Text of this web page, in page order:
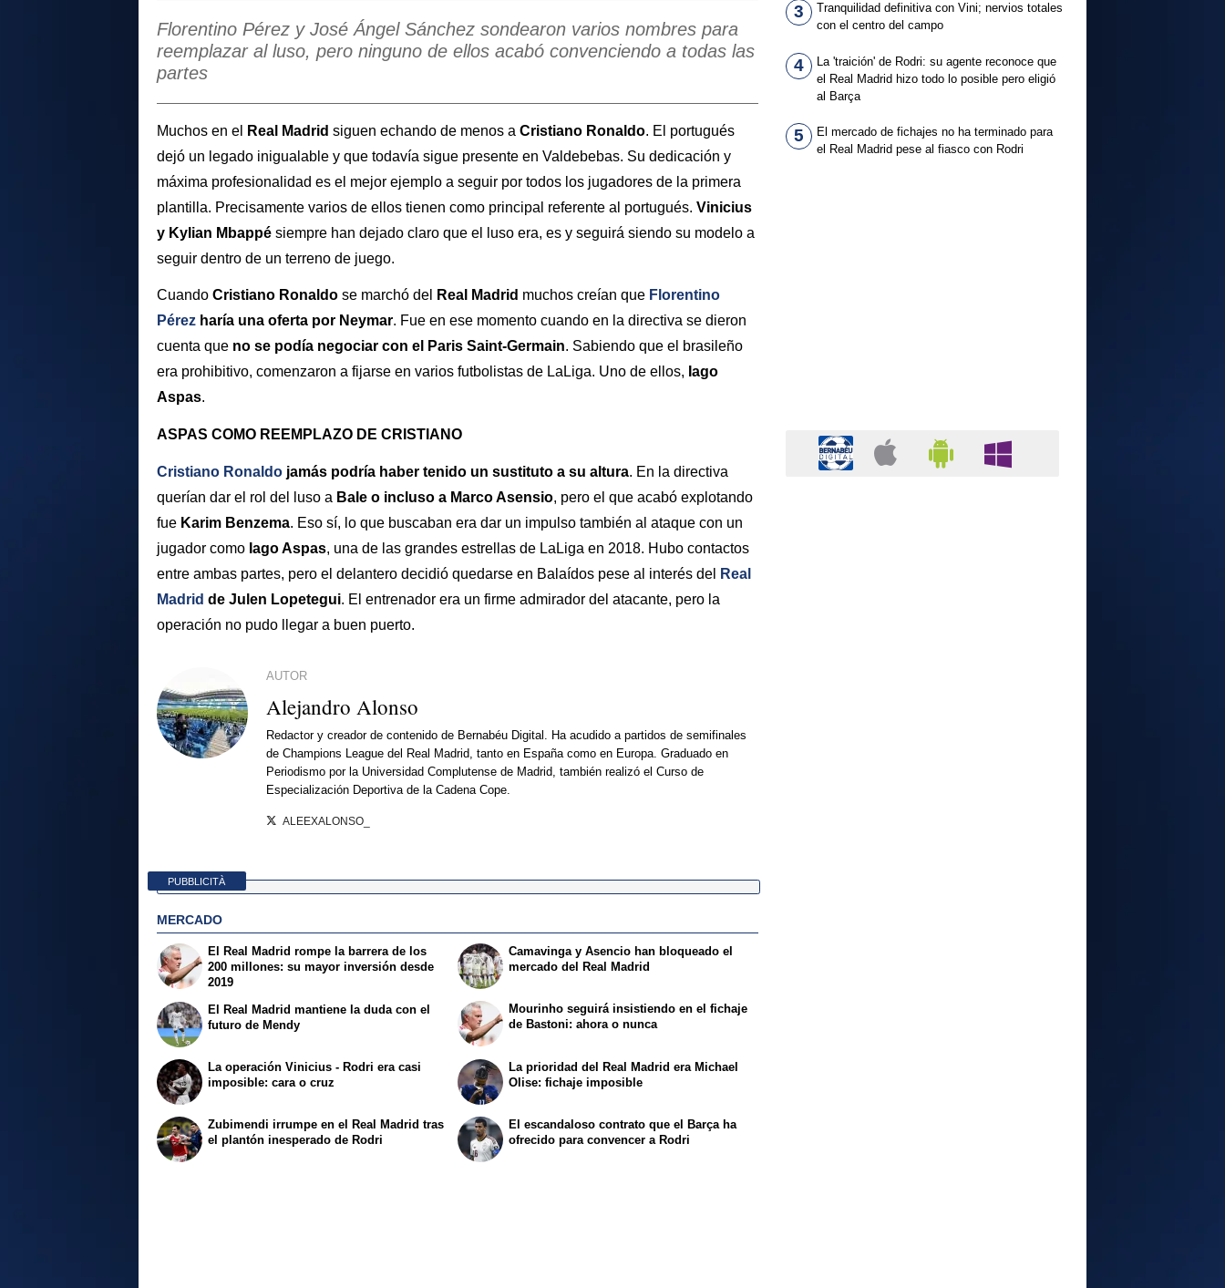
Florentino Pérez y José Ángel Sánchez sondearon varios nombres para
reemplazar al luso, pero ninguno de ellos acabó convenciendo a todas las
partes
Muchos en el Real Madrid siguen echando de menos a Cristiano Ronaldo. El portugués
dejó un legado inigualable y que todavía sigue presente en Valdebebas. Su dedicación y
máxima profesionalidad es el mejor ejemplo a seguir por todos los jugadores de la primera
plantilla. Precisamente varios de ellos tienen como principal referente al portugués. Vinicius
y Kylian Mbappé siempre han dejado claro que el luso era, es y seguirá siendo su modelo a
seguir dentro de un terreno de juego.
Cuando Cristiano Ronaldo se marchó del Real Madrid muchos creían que Florentino
Pérez haría una oferta por Neymar. Fue en ese momento cuando en la directiva se dieron
cuenta que no se podía negociar con el Paris Saint-Germain. Sabiendo que el brasileño
era prohibitivo, comenzaron a fijarse en varios futbolistas de LaLiga. Uno de ellos, Iago
Aspas.
ASPAS COMO REEMPLAZO DE CRISTIANO
Cristiano Ronaldo jamás podría haber tenido un sustituto a su altura. En la directiva
querían dar el rol del luso a Bale o incluso a Marco Asensio, pero el que acabó explotando
fue Karim Benzema. Eso sí, lo que buscaban era dar un impulso también al ataque con un
jugador como Iago Aspas, una de las grandes estrellas de LaLiga en 2018. Hubo contactos
entre ambas partes, pero el delantero decidió quedarse en Balaídos pese al interés del
Real
Madrid de Julen Lopetegui. El entrenador era un firme admirador del atacante, pero la
operación no pudo llegar a buen puerto.
AUTOR
Alejandro Alonso
Redactor y creador de contenido de Bernabéu Digital. Ha acudido a partidos de semifinales
de Champions League del Real Madrid, tanto en España como en Europa. Graduado en
Periodismo por la Universidad Complutense de Madrid, también realizó el Curso de
Especialización Deportiva de la Cadena Cope.
ALEEXALONSO_
PUBBLICITÀ
MERCADO
El Real Madrid rompe la barrera de los
200 millones: su mayor inversión desde
2019
El Real Madrid mantiene la duda con el
futuro de Mendy
Camavinga y Asencio han bloqueado el
mercado del Real Madrid
Mourinho seguirá insistiendo en el fichaje
de Bastoni: ahora o nunca
La operación Vinicius - Rodri era casi
imposible: cara o cruz
Zubimendi irrumpe en el Real Madrid tras
el plantón inesperado de Rodri
La prioridad del Real Madrid era Michael
Olise: fichaje imposible
El escandaloso contrato que el Barça ha
ofrecido para convencer a Rodri
3
Tranquilidad definitiva con Vini; nervios totales
con el centro del campo
4
La 'traición' de Rodri: su agente reconoce que
el Real Madrid hizo todo lo posible pero eligió
al Barça
5
El mercado de fichajes no ha terminado para
el Real Madrid pese al fiasco con Rodri